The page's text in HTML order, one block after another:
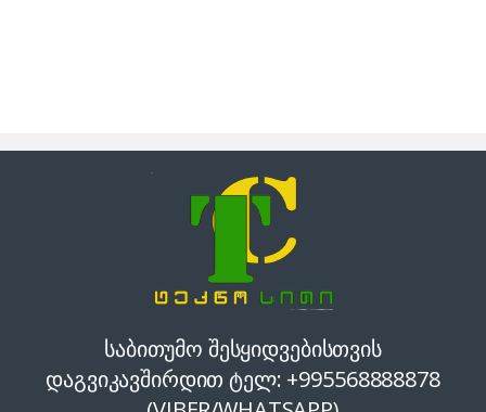
საბითუმო შესყიდვებისთვის
დაგვიკავშირდით ტელ: +995568888878